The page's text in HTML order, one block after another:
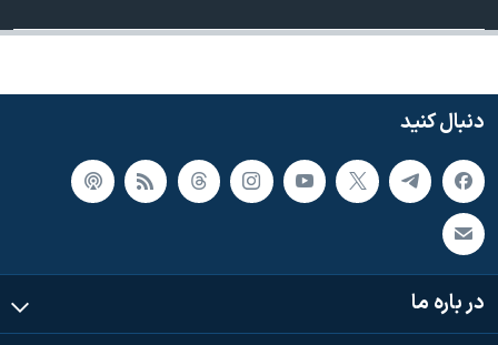
دنبال کنید
در باره ما